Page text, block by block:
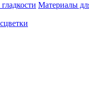
Материалы